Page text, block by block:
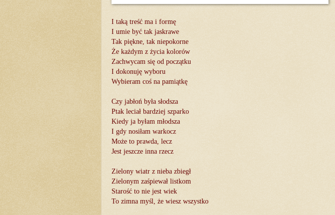
I taką treść ma i formę
I umie być tak jaskrawe
Tak piękne, tak niepokorne
Że każdym z życia kolorów
Zachwycam się od początku
I dokonuję wyboru
Wybieram coś na pamiątkę
Czy jabłoń była słodsza
Ptak leciał bardziej szparko
Kiedy ja byłam młodsza
I gdy nosiłam warkocz
Może to prawda, lecz
Jest jeszcze inna rzecz
Zielony wiatr z nieba zbiegł
Zielonym zaśpiewał listkom
Starość to nie jest wiek
To zimna myśl, że wiesz wszystko